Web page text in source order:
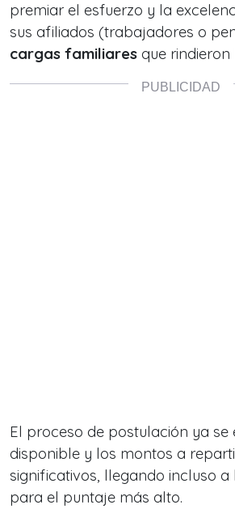
premiar el esfuerzo y la
sus afiliados (trabajadores o
cargas familiares que
El proceso de postulación ya se
disponible y los montos a
significativos, llegando incluso a
para el puntaje más alto.